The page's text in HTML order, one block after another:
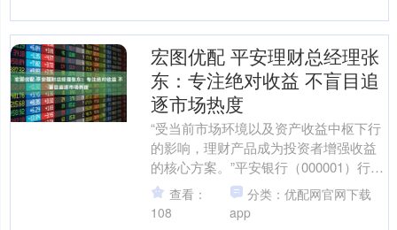
宏图优配 平安理财总经理张
东：专注绝对收益 不盲目追
逐市场热度
“受当前市场环境以及资产收益中枢下行
的影响，理财产品成为投资者增强收益
的核心方案。”平安银行（000001）行长
助理王军在近日举办的理财服务升级发
布会上说。 作....
查看：
108
分类：优配网官网下载
app